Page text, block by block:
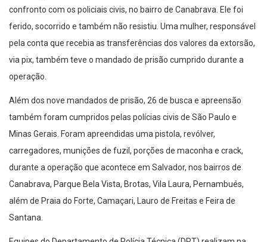
confronto com os policiais civis, no bairro de Canabrava. Ele foi
ferido, socorrido e também não resistiu. Uma mulher, responsável
pela conta que recebia as transferências dos valores da extorsão,
via pix, também teve o mandado de prisão cumprido durante a
operação.
Além dos nove mandados de prisão, 26 de busca e apreensão
também foram cumpridos pelas polícias civis de São Paulo e
Minas Gerais. Foram apreendidas uma pistola, revólver,
carregadores, munições de fuzil, porções de maconha e crack,
durante a operação que acontece em Salvador, nos bairros de
Canabrava, Parque Bela Vista, Brotas, Vila Laura, Pernambués,
além de Praia do Forte, Camaçari, Lauro de Freitas e Feira de
Santana.